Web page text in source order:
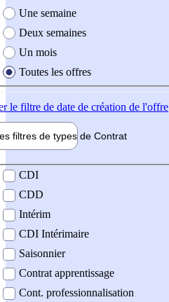
Une semaine
Deux semaines
Un mois
Toutes les offres
le filtre de date de création de l'offre
filtres de types de Contrat
contrat
CDI
CDD
Intérim
CDI Intérimaire
Saisonnier
Contrat apprentissage
Cont. professionnalisation